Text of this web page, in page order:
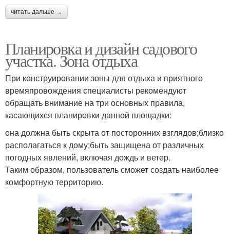
читать дальше →
Планировка и дизайн садового
участка. Зона отдыха
При конструировании зоны для отдыха и приятного
времяпровождения специалисты рекомендуют
обращать внимание на три основных правила,
касающихся планировки данной площадки:
она должна быть скрыта от посторонних взглядов;близко
располагаться к дому;быть защищена от различных
погодных явлений, включая дождь и ветер.
Таким образом, пользователь сможет создать наиболее
комфортную территорию.